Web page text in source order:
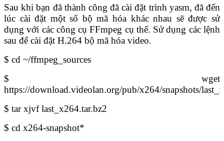
Sau khi bạn đã thành công đã cài đặt trình yasm, đã đến
lúc cài đặt một số bộ mã hóa khác nhau sẽ được sử
dụng với các công cụ FFmpeg cụ thể. Sử dụng các lệnh
sau để cài đặt H.264 bộ mã hóa video.
$ cd ~/ffmpeg_sources
$ wget
https://download.videolan.org/pub/x264/snapshots/
$ tar xjvf last_x264.tar.bz2
$ cd x264-snapshot*